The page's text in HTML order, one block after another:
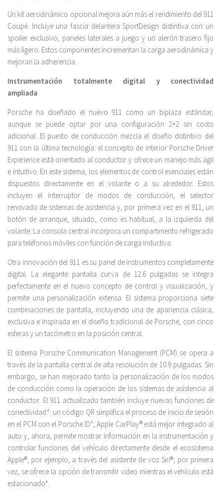
Un kit aerodinámico opcional mejora aún más el rendimiento del 911
Coupé. Incluye una fascia delantera SportDesign distintiva con un
spoiler exclusivo, paneles laterales a juego y un alerón trasero fijo
más ligero. Estos componentes incrementan la carga aerodinámica y
mejoran la adherencia.
Instrumentación totalmente digital y conectividad
ampliada
Porsche ha diseñado el nuevo 911 como un biplaza estándar,
aunque se puede optar por una configuración 2+2 sin costo
adicional. El puesto de conducción mezcla el diseño distintivo del
911 con la última tecnología: el concepto de interior Porsche Driver
Experience está orientado al conductor y ofrece un manejo más ágil
e intuitivo. En este sistema, los elementos de control esenciales están
dispuestos directamente en el volante o a su alrededor. Estos
incluyen el interruptor de modos de conducción, el selector
renovado de sistemas de asistencia y, por primera vez en el 911, un
botón de arranque, situado, como es habitual, a la izquierda del
volante. La consola central incorpora un compartimento refrigerado
para teléfonos móviles con función de carga inductiva.
Otra innovación del 911 es su panel de instrumentos completamente
digital. La elegante pantalla curva de 12.6 pulgadas se integra
perfectamente en el nuevo concepto de control y visualización, y
permite una personalización extensa. El sistema proporciona siete
combinaciones de pantalla, incluyendo una de apariencia clásica,
exclusiva e inspirada en el diseño tradicional de Porsche, con cinco
esferas y un tacómetro en la posición central.
El sistema Porsche Communication Management (PCM) se opera a
través de la pantalla central de alta resolución de 10.9 pulgadas. Sin
embargo, se han mejorado tanto la personalización de los modos
de conducción como la operación de los sistemas de asistencia al
conductor. El 911 actualizado también incluye nuevas funciones de
conectividad*: un código QR simplifica el proceso de inicio de sesión
en el PCM con el Porsche ID*; Apple CarPlay® está mejor integrado al
auto y, ahora, permite mostrar información en la instrumentación y
controlar funciones del vehículo directamente desde el ecosistema
Apple®, por ejemplo, a través del asistente de voz Siri®; por primera
vez, se ofrece la opción de transmitir video mientras el vehículo está
estacionado*.